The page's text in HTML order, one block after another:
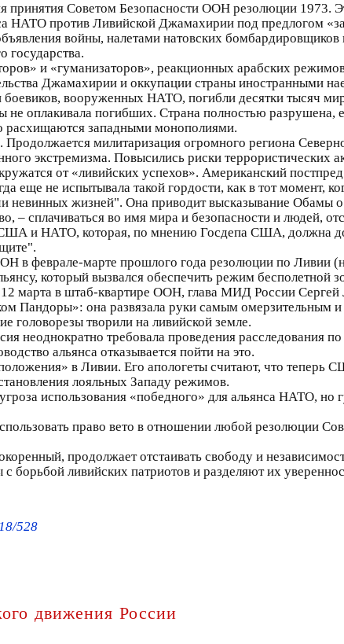
принятия Советом Безопасности ООН резолюции 1973.
НАТО против Ливийской Джамахирии под предлогом
войны, налетами натовских
государства.
и «гуманизаторов», реакционных арабских
Джамахирии и оккупации страны иностранными
боевиков, вооруженных НАТО, погибли десятки тысяч
не оплакивала погибших. Страна полностью разрушена,
расхищаются западными монополиями.
Продолжается милитаризация огромного региона
экстремизма. Повысились риски террористических
от «ливийских успехов». Американский
еще не испытывала такой гордости, как в тот момент,
невинных жизней". Она приводит высказывание Обамы
– сплачиваться во имя мира и безопасности и людей,
и НАТО, которая, по мнению Госдепа США, должна
в феврале-марте прошлого года резолюции по Ливии
который вызвался обеспечить режим
марта в штаб-квартире ООН, глава МИД России Сергей
Пандоры»: она развязала руки самым омерзительным
головорезы творили на ливийской земле.
неоднократно требовала проведения
альянса отказывается пойти на это.
в Ливии. Его апологеты считают, что теперь
лояльных Западу режимов.
использования «победного» для альянса НАТО, но
право вето в отношении любой резолюции
продолжает отстаивать свободу и
ливийских патриотов и разделяют их
528
движения России